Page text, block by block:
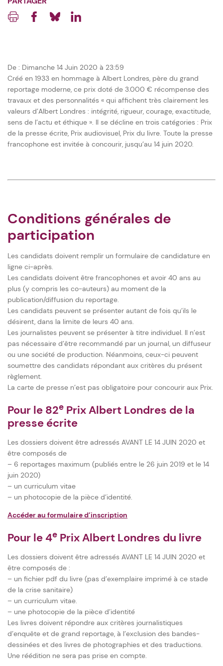
De : Dimanche 14 Juin 2020 à 23:59
Créé en 1933 en hommage à Albert Londres, père du grand
reportage moderne, ce prix doté de 3.000 € récompense des
travaux et des personnalités « qui affichent très clairement les
valeurs d’Albert Londres : intégrité, rigueur, courage, exactitude,
sens de l’actu et éthique ». Il se décline en trois catégories : Prix
de la presse écrite, Prix audiovisuel, Prix du livre. Toute la presse
francophone est invitée à concourir, jusqu’au 14 juin 2020.
Conditions générales de
participation
Les candidats doivent remplir un formulaire de candidature en
ligne ci-après.
Les candidats doivent être francophones et avoir 40 ans au
plus (y compris les co-auteurs) au moment de la
publication/diffusion du reportage.
Les candidats peuvent se présenter autant de fois qu’ils le
désirent, dans la limite de leurs 40 ans.
Les journalistes peuvent se présenter à titre individuel. Il n’est
pas nécessaire d’être recommandé par un journal, un diffuseur
ou une société de production. Néanmoins, ceux-ci peuvent
soumettre des candidats répondant aux critères du présent
règlement.
La carte de presse n’est pas obligatoire pour concourir aux Prix.
Pour le 82e Prix Albert Londres de la
presse écrite
Les dossiers doivent être adressés AVANT LE 14 JUIN 2020 et
être composés de
– 6 reportages maximum (publiés entre le 26 juin 2019 et le 14
juin 2020)
– un curriculum vitae
– un photocopie de la pièce d’identité.
Accéder au formulaire d’inscription
Pour le 4e Prix Albert Londres du livre
Les dossiers doivent être adressés AVANT LE 14 JUIN 2020 et
être composés de :
– un fichier pdf du livre (pas d’exemplaire imprimé à ce stade
de la crise sanitaire)
– un curriculum vitae.
– une photocopie de la pièce d’identité
Les livres doivent répondre aux critères journalistiques
d’enquête et de grand reportage, à l’exclusion des bandes-
dessinées et des livres de photographies et des traductions.
Une réédition ne sera pas prise en compte.